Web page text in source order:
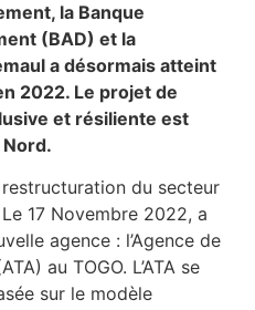
la Banque
(BAD) et la
a désormais atteint
2022. Le projet de
et résiliente est
du secteur
17 Novembre 2022, a
agence : l’Agence de
au TOGO. L’ATA se
sur le modèle